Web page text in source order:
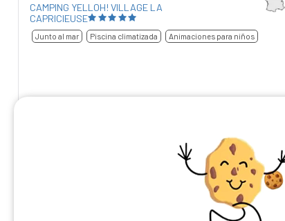
CAMPING YELLOH! VILLAGE LA
CAPRICIEUSE
Junto al mar Piscina climatizada Animaciones para niños